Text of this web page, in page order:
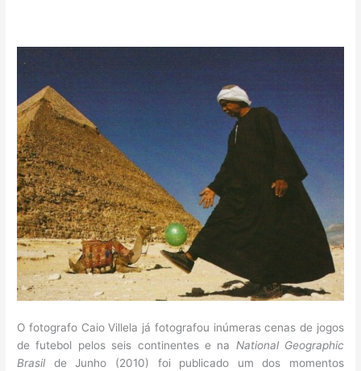
O fotografo Caio Villela já fotografou inúmeras cenas de jogos
de futebol pelos seis continentes e na National Geographic
Brasil de Junho (2010) foi publicado um dos momentos